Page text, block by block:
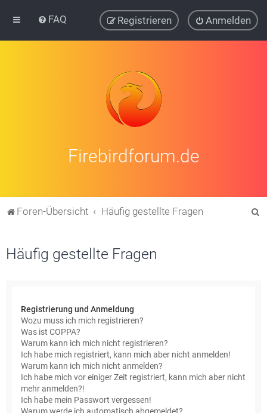
FAQ Anmelden
Registrieren
Firebirdforum.de
Foren-Übersicht Häufig gestellte Fragen
Häufig gestellte Fragen
Registrierung und Anmeldung
Wozu muss ich mich registrieren?
Was ist COPPA?
Warum kann ich mich nicht registrieren?
Ich habe mich registriert, kann mich aber nicht anmelden!
Warum kann ich mich nicht anmelden?
Ich habe mich vor einiger Zeit registriert, kann mich aber nicht
mehr anmelden?!
Ich habe mein Passwort vergessen!
Warum werde ich automatisch abgemeldet?